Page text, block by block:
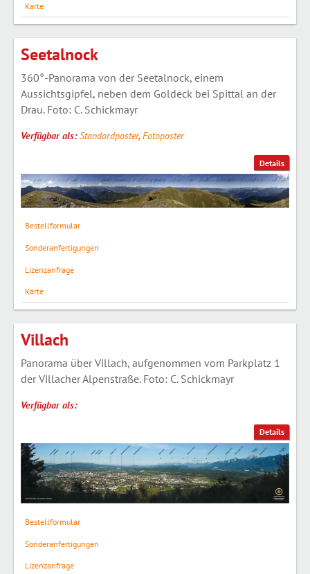
Karte
Details
Seetalnock
360°-Panorama von der Seetalnock, einem
Aussichtsgipfel, neben dem Goldeck bei Spittal an der
Drau. Foto: C. Schickmayr
Verfügbar als:Standardposter, Fotoposter
Bestellformular
Sonderanfertigungen
Lizenzanfrage
Karte
Details
Villach
Panorama über Villach, aufgenommen vom Parkplatz 1
der Villacher Alpenstraße. Foto: C. Schickmayr
Verfügbar als:
Bestellformular
Sonderanfertigungen
Lizenzanfrage